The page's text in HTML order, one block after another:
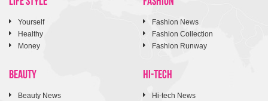
Yourself
Healthy
Money
Fashion News
Fashion Collection
Fashion Runway
BEAUTY
Beauty News
HI-TECH
Hi-tech News